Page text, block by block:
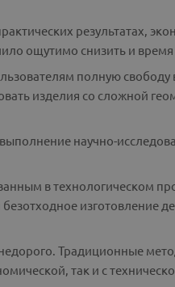
результатах,
ощутимо снизить и
полную свободу
изделия со сложной
научно-
в технологическом
изготовление
Традиционные
так и с